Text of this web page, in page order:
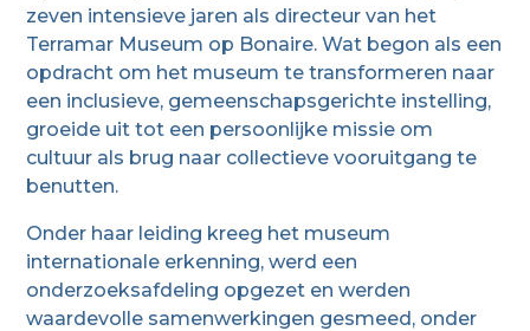
zeven intensieve jaren als directeur van het
Terramar Museum op Bonaire. Wat begon als een
opdracht om het museum te transformeren naar
een inclusieve, gemeenschapsgerichte instelling,
groeide uit tot een persoonlijke missie om
cultuur als brug naar collectieve vooruitgang te
benutten.
Onder haar leiding kreeg het museum
internationale erkenning, werd een
onderzoeksafdeling opgezet en werden
waardevolle samenwerkingen gesmeed, onder